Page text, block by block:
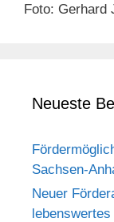
Foto: Gerhard
Neueste
Sachsen-
Neuer
lebenswertes